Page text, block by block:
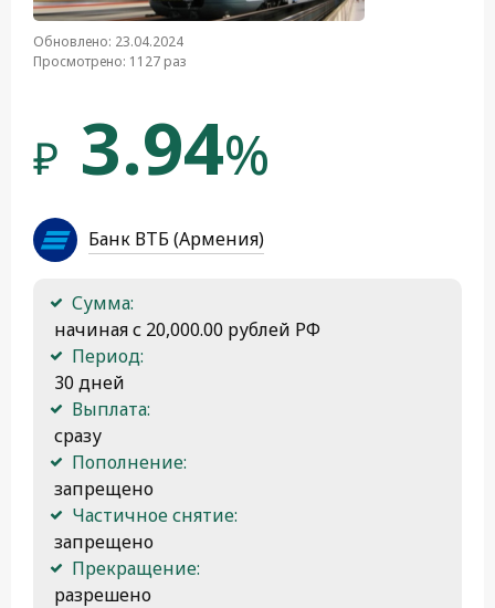
Обновлено: 23.04.2024
Просмотрено: 1127 раз
₽ 3.94%
Банк ВТБ (Армения)
Сумма:
начиная с 20,000.00 рублей РФ
Период:
30 дней
Выплата:
сразу
Пополнение:
запрещено
Частичное снятие:
запрещено
Прекращение:
разрешено